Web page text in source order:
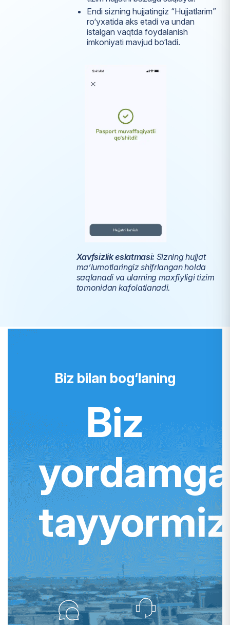
Endi sizning hujjatingiz “Hujjatlarim”
ro‘yxatida aks etadi va undan
istalgan vaqtda foydalanish
imkoniyati mavjud bo‘ladi.
Xavfsizlik eslatmasi: Sizning hujjat
ma’lumotlaringiz shifrlangan holda
saqlanadi va ularning maxfiyligi tizim
tomonidan kafolatlanadi.
Biz bilan bog‘laning
Biz
yordamga
tayyormiz